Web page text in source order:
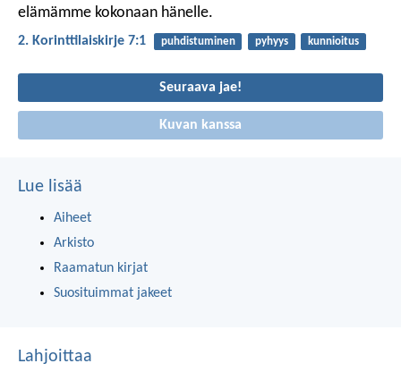
elämämme kokonaan hänelle.
2. Korinttilaiskirje 7:1 puhdistuminen pyhyys kunnioitus
Seuraava jae!
Kuvan kanssa
Lue lisää
Aiheet
Arkisto
Raamatun kirjat
Suosituimmat jakeet
Lahjoittaa